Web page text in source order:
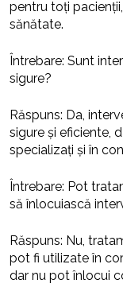
pentru toți
sănătate.
Întrebare: Sunt
sigure?
Răspuns: Da,
sigure și eficiente,
specializați și în
Întrebare: Pot
să înlocuiască
Răspuns: Nu,
pot fi utilizate în
dar nu pot înlocui